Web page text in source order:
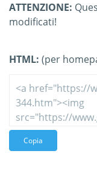
ATTENZIONE:
modificati!
HTML: (per
Copia